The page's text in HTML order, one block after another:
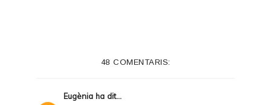
48 COMENTARIS:
Eugènia ha dit...